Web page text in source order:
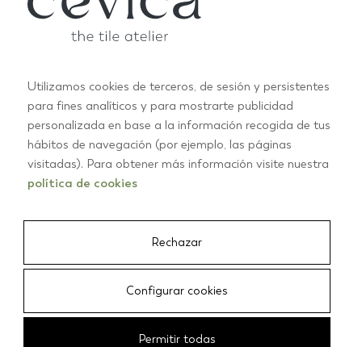
INSPIRATION ET TENDANCES EN CARRELAGE POUR SALLES DE
Salles de
bains
Utilizamos cookies de terceros, de sesión y persistentes
para fines analíticos y para mostrarte publicidad
personalizada en base a la información recogida de tus
hábitos de navegación (por ejemplo, las páginas
visitadas). Para obtener más información visite nuestra
política de cookies
Rechazar
Configurar cookies
Permitir todas